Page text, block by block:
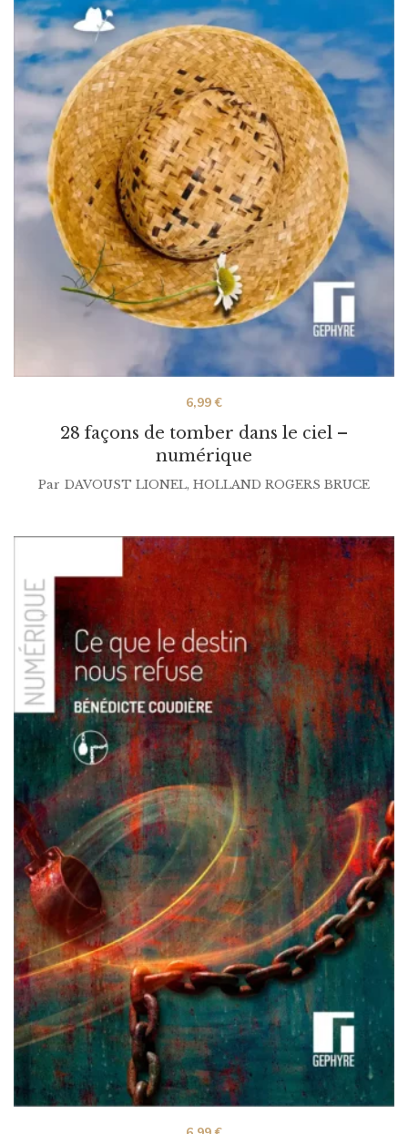
28 façons de tomber dans le ciel –
numérique
6,99€
Par DAVOUST LIONEL, HOLLAND ROGERS BRUCE